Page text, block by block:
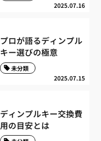
2025.07.16
プロが語るディンプル
キー選びの極意
2025.07.15
未分類
ディンプルキー交換費
用の目安とは